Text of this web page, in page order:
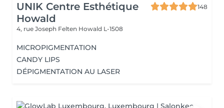
UNIK Centre Esthétique
Howald
148
4, rue Joseph Felten Howald L-1508
MICROPIGMENTATION
CANDY LIPS
DÉPIGMENTATION AU LASER